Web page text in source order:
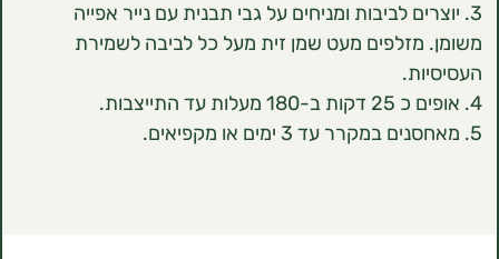
לביבות ומניחים על גבי תבנית עם נייר אפייה
מעט שמן זית מעל כל לביבה לשמירת